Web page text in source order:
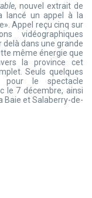
, nouvel extrait de
lancé un appel à la
Appel reçu cinq sur
vidéographiques
delà dans une grande
même énergie que
la province cet
Seuls quelques
pour le spectacle
le 7 décembre, ainsi
Baie et Salaberry-de-